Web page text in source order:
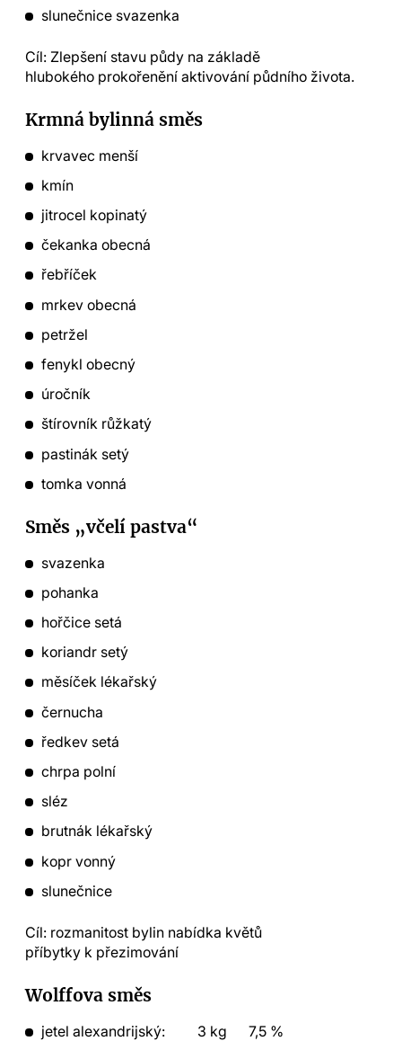
slunečnice svazenka
Cíl: Zlepšení stavu půdy na základě
hlubokého prokořenění aktivování půdního života.
Krmná bylinná směs
krvavec menší
kmín
jitrocel kopinatý
čekanka obecná
řebříček
mrkev obecná
petržel
fenykl obecný
úročník
štírovník růžkatý
pastinák setý
tomka vonná
Směs „včelí pastva“
svazenka
pohanka
hořčice setá
koriandr setý
měsíček lékařský
černucha
ředkev setá
chrpa polní
sléz
brutnák lékařský
kopr vonný
slunečnice
Cíl: rozmanitost bylin nabídka květů
příbytky k přezimování
Wolffova směs
jetel alexandrijský: 3 kg 7,5 %